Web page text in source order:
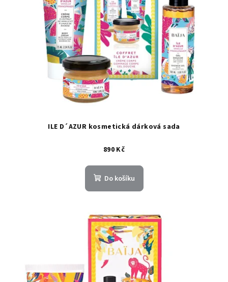
ILE D´AZUR kosmetická dárková sada
890 Kč
Do košíku